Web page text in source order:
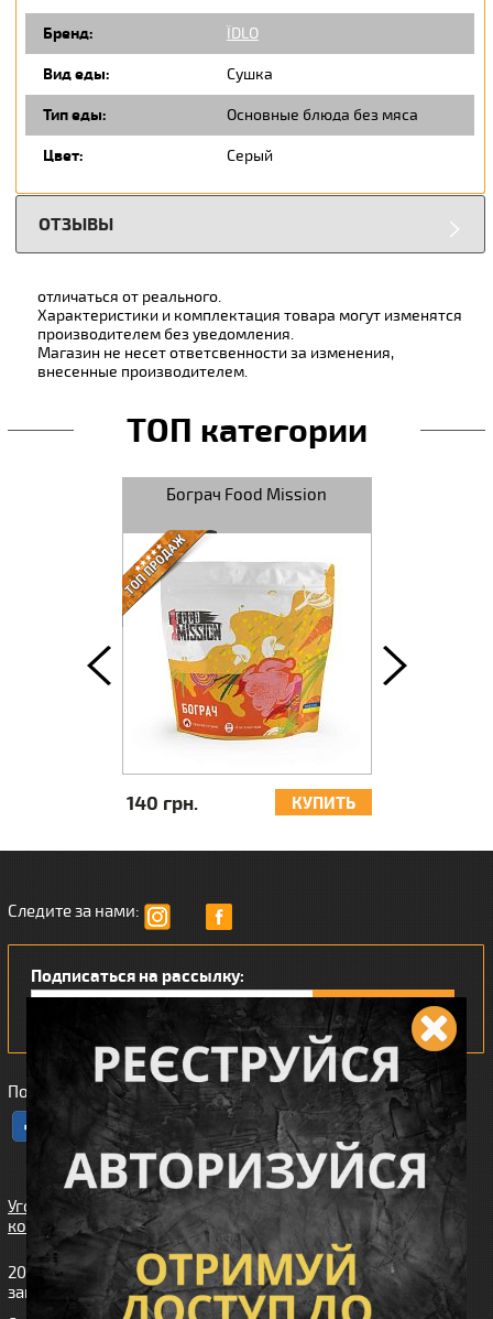
Бренд: ЇDLO
Вид еды: Сушка
Тип еды: Основные блюда без мяса
Цвет: Серый
ОТЗЫВЫ
отличаться от реального.
Характеристики и комплектация товара могут изменятся
производителем без уведомления.
Магазин не несет ответсвенности за изменения,
внесенные производителем.
ТОП категории
Бограч Food Mission
140 грн. КУПИТЬ
Следите за нами:
Подписаться на рассылку:
Понравился наш интернет магазин?
Угода
користувача
2010-2026 интернет-магазин Wiking™ (Викинг). Все права
защищены.